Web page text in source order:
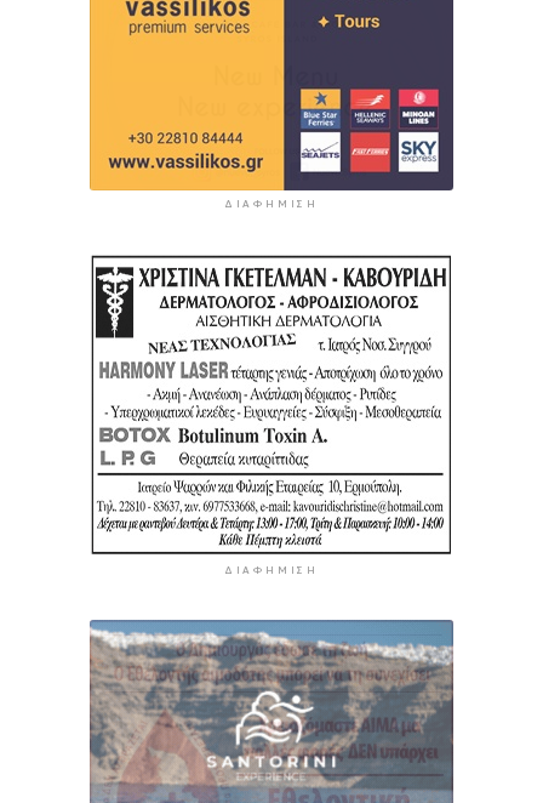
ΔΙΑΦΉΜΙΣΗ
ΔΙΑΦΉΜΙΣΗ